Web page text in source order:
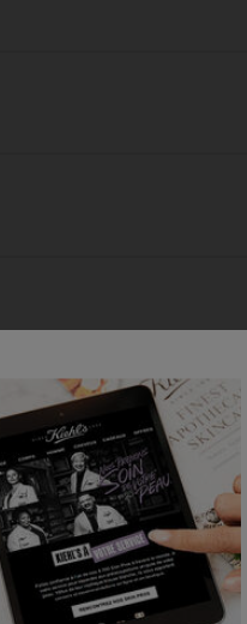
slučaju dodira s očima, odmah